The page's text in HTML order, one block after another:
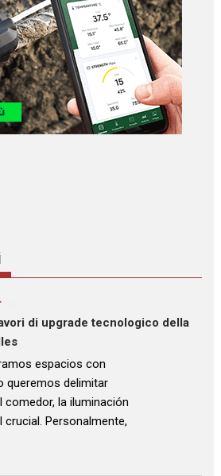
di upgrade tecnologico della
espacios con
queremos delimitar
comedor, la iluminación
crucial. Personalmente,